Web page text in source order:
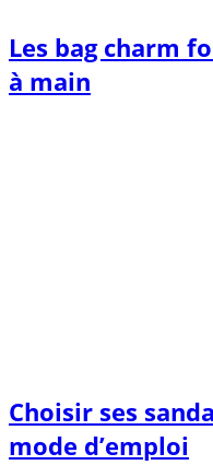
Les bag charm
à main
Choisir ses
mode d’emploi